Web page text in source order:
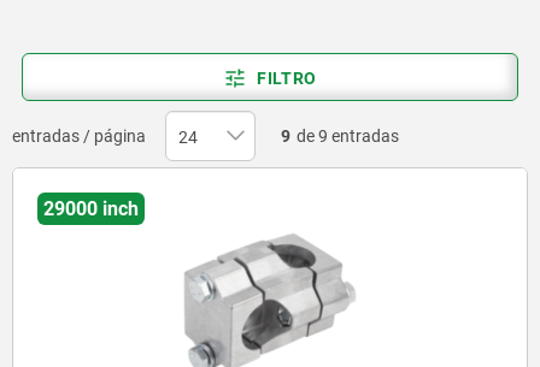
FILTRO
entradas / página 9 de 9 entradas
29000 inch